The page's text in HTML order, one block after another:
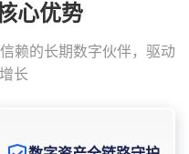
心优势
赖的长期数字伙伴，驱动
长